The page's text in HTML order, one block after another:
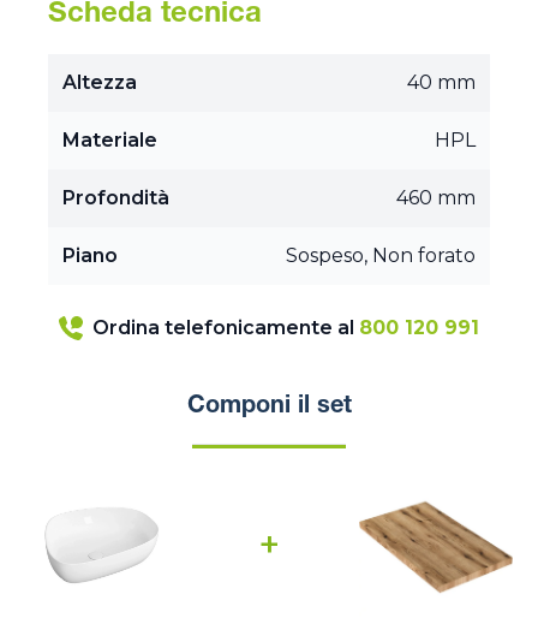
Scheda tecnica
Altezza 40 mm
Materiale HPL
Profondità 460 mm
Piano Sospeso, Non forato
Ordina telefonicamente al 800 120 991
Componi il set
+